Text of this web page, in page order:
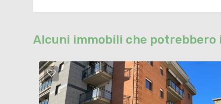
Alcuni immobili che